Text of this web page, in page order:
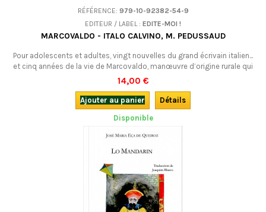
RÉFÉRENCE: 979-10-92382-54-9
EDITEUR / LABEL : EDITE-MOI !
MARCOVALDO - ITALO CALVINO, M. PEDUSSAUD
Pour adolescents et adultes, vingt nouvelles du grand écrivain italien...
et cinq années de la vie de Marcovaldo, manœuvre d’origine rurale qui
est obligé de s'exiler dans les grandes villes du 20e s. pour nourrir sa
famille. Un personnage attachant, proche de Charlot, et un vrai bonheur
de lecture ! En occitan.
14,00 €
Ajouter au panier
Détails
Disponible